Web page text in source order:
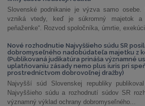
Slovenské podnikanie je výzva samo
vzniká vtedy, keď je súkromný majetok a
peňaženke“. Rozvod spoločníka, úmrtie,
Nové rozhodnutie Najvyššieho súdu SR
dobromyseľného nadobúdateľa majetku z
(Publikovaná judikatúra prináša významné
uplatňovaniu zásady nemo plus iuris pri
prostredníctvom dobrovoľnej dražby)
Najvyšší súd Slovenskej republiky
Najvyššieho súdu a rozhodnutí súdov SR
významný výklad ochrany dobromyseľného...